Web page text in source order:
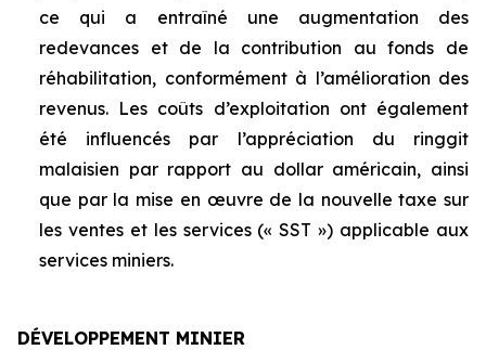
ce qui a entraîné une augmentation des
redevances et de la contribution au fonds de
réhabilitation, conformément à l’amélioration des
revenus. Les coûts d’exploitation ont également
été influencés par l’appréciation du ringgit
malaisien par rapport au dollar américain, ainsi
que par la mise en œuvre de la nouvelle taxe sur
les ventes et les services (« SST ») applicable aux
services miniers.
DÉVELOPPEMENT MINIER